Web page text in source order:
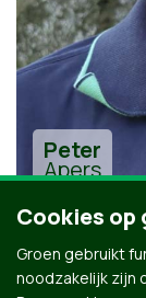
Peter
Apers
Cookies
Groen gebruikt
noodzakelijk zijn